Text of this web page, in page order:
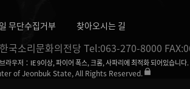
무단수집거부 찾아오시는 길
한국소리문화의전당 Tel:063-270-8000
우저：IE 9이상, 파이어 폭스, 크롬, 사파리에 최적화 되어있습니다.
of Jeonbuk State, All Rights Reserved.